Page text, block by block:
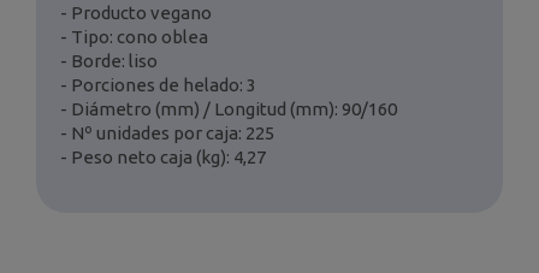
- Producto vegano
- Tipo: cono oblea
- Borde: liso
- Porciones de helado: 3
- Diámetro (mm) / Longitud (mm): 90/160
- Nº unidades por caja: 225
- Peso neto caja (kg): 4,27